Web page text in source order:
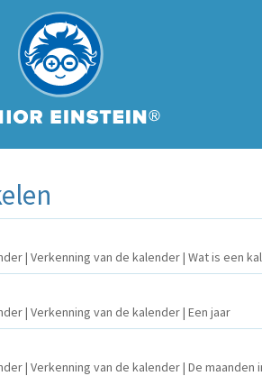
| Verkenning van de kalender | Wat is een
| Verkenning van de kalender | Een jaar
| Verkenning van de kalender | De maanden